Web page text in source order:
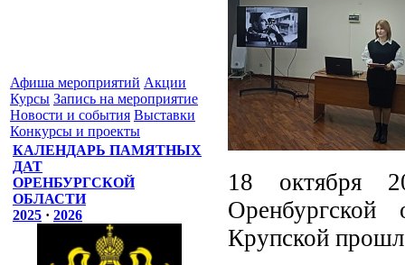
Афиша мероприятий Акции
Курсы Запись на мероприятие
Новости и события Выставки
Конкурсы и проекты
КАЛЕНДАРЬ ПАМЯТНЫХ
ДАТ
ОРЕНБУРГСКОЙ
ОБЛАСТИ
2025 · 2026
18 октября
Крупской